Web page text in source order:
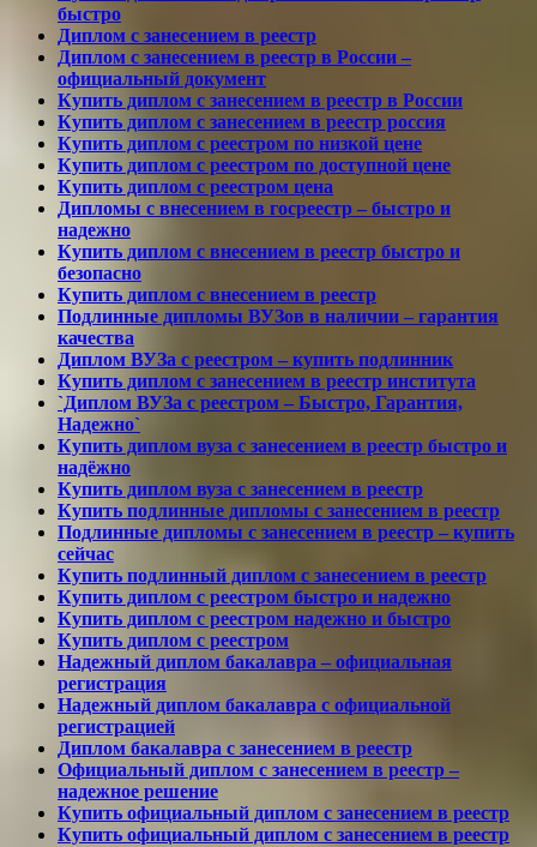
быстро
Диплом с занесением в реестр
Диплом с занесением в реестр в России –
официальный документ
Купить диплом с занесением в реестр в России
Купить диплом с занесением в реестр россия
Купить диплом с реестром по низкой цене
Купить диплом с реестром по доступной цене
Купить диплом с реестром цена
Дипломы с внесением в госреестр – быстро и
надежно
Купить диплом с внесением в реестр быстро и
безопасно
Купить диплом с внесением в реестр
Подлинные дипломы ВУЗов в наличии – гарантия
качества
Диплом ВУЗа с реестром – купить подлинник
Купить диплом с занесением в реестр института
`Диплом ВУЗа с реестром – Быстро, Гарантия,
Надежно`
Купить диплом вуза с занесением в реестр быстро и
надёжно
Купить диплом вуза с занесением в реестр
Купить подлинные дипломы с занесением в реестр
Подлинные дипломы с занесением в реестр – купить
сейчас
Купить подлинный диплом с занесением в реестр
Купить диплом с реестром быстро и надежно
Купить диплом с реестром надежно и быстро
Купить диплом с реестром
Надежный диплом бакалавра – официальная
регистрация
Надежный диплом бакалавра с официальной
регистрацией
Диплом бакалавра с занесением в реестр
Официальный диплом с занесением в реестр –
надежное решение
Купить официальный диплом с занесением в реестр
Купить официальный диплом с занесением в реестр